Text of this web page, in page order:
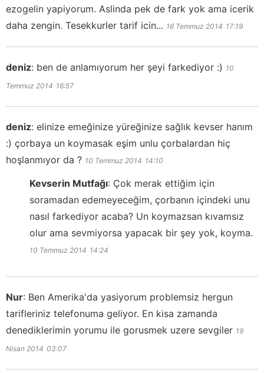
ezogelin yapiyorum. Aslinda pek de fark yok ama icerik
daha zengin. Tesekkurler tarif icin... 16 Temmuz 2014 17:19
deniz: ben de anlamıyorum her şeyi farkediyor :) 10
Temmuz 2014 16:57
deniz: elinize emeğinize yüreğinize sağlık kevser hanım
:) çorbaya un koymasak eşim unlu çorbalardan hiç
hoşlanmıyor da ? 10 Temmuz 2014 14:10
Kevserin Mutfağı: Çok merak ettiğim için
soramadan edemeyeceğim, çorbanın içindeki unu
nasıl farkediyor acaba? Un koymazsan kıvamsız
olur ama sevmiyorsa yapacak bir şey yok, koyma.
10 Temmuz 2014 14:24
Nur: Ben Amerika'da yasiyorum problemsiz hergun
tarifleriniz telefonuma geliyor. En kisa zamanda
denediklerimin yorumu ile gorusmek uzere sevgiler 19
Nisan 2014 03:07